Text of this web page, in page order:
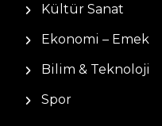
Kültür Sanat
Ekonomi – Emek
Bilim & Teknoloji
Spor